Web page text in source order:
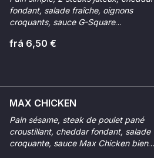
fondant, salade fraîche, oignons
croquants, sauce G-Square
frá 6,50 €
MAX CHICKEN
Pain sésame, steak de poulet pané
croustillant, cheddar fondant, salade
croquante, sauce Max Chicken bien